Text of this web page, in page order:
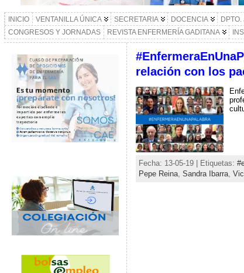
INICIO VENTANILLA ÚNICA SECRETARIA DOCENCIA
CONGRESOS Y JORNADAS
REVISTA ENFERMERÍA GADITANA
relación con los
Fecha: 13-05-19 | Etiquetas:
Pepe Reina, Sandra Ibarra,